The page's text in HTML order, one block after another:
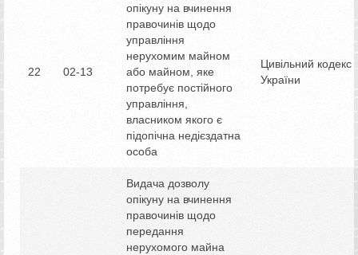
22 02-13
опікуну на вчинення
правочинів щодо
управління
нерухомим майном
або майном, яке
потребує постійного
управління,
власником якого є
підопічна недієздатна
особа
Цивільний кодекс
України
Видача дозволу
опікуну на вчинення
правочинів щодо
передання
нерухомого майна